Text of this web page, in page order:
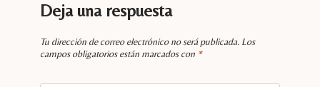
Deja una respuesta
Tu dirección de correo electrónico no será publicada. Los
campos obligatorios están marcados con *